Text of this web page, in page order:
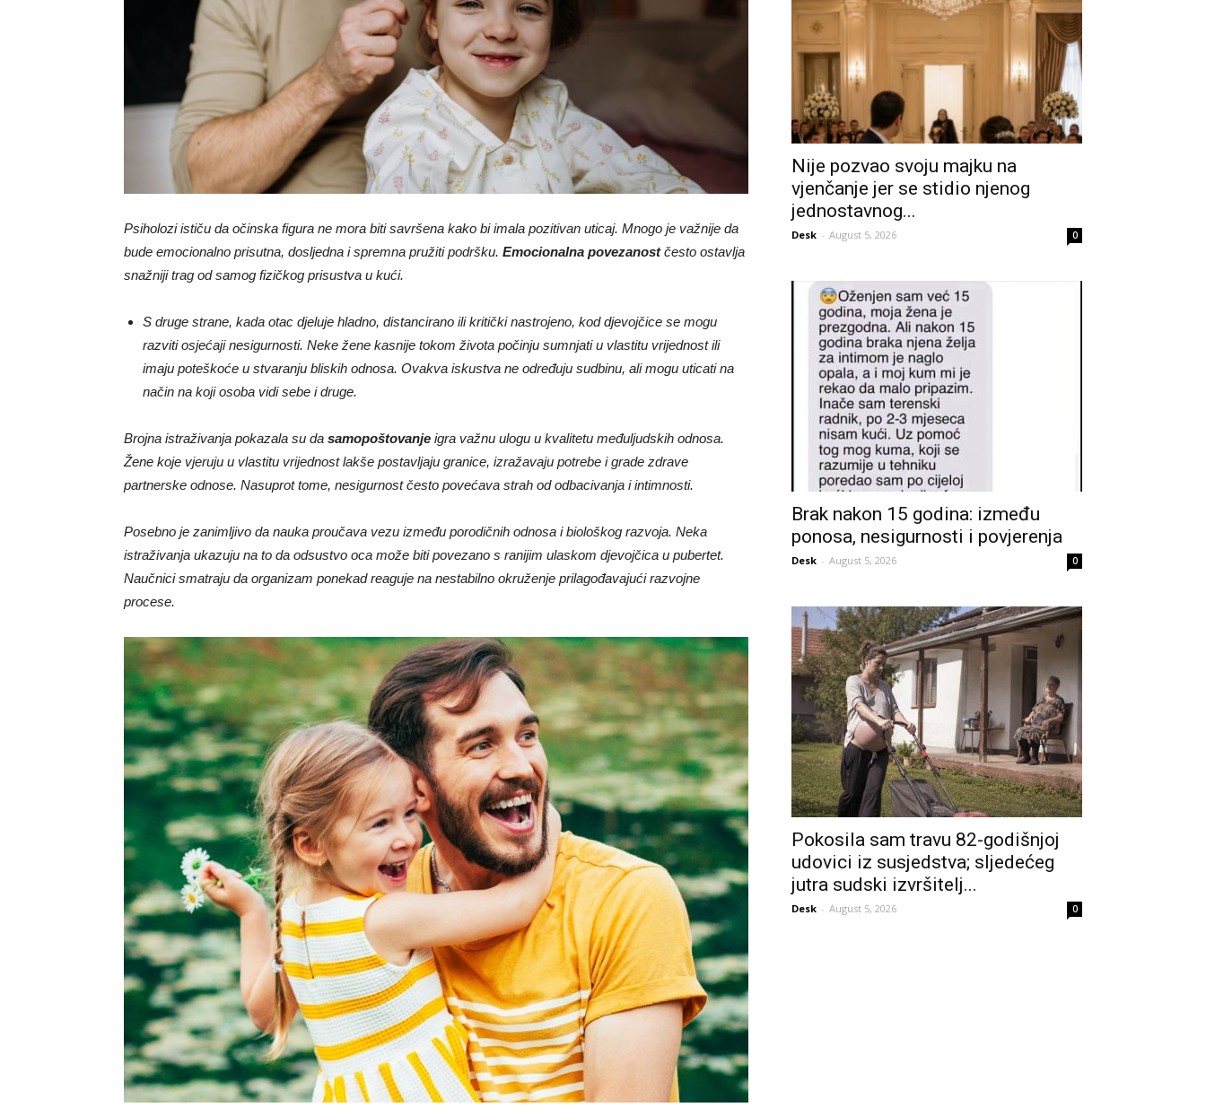
Psiholozi ističu da očinska figura ne mora biti savršena kako bi imala pozitivan uticaj. Mnogo je važnije da
bude emocionalno prisutna, dosljedna i spremna pružiti podršku. Emocionalna povezanostčesto ostavlja
snažniji trag od samog fizičkog prisustva u kući.
S druge strane, kada otac djeluje hladno, distancirano ili kritički nastrojeno, kod djevojčice se mogu
razviti osjećaji nesigurnosti. Neke žene kasnije tokom života počinju sumnjati u vlastitu vrijednost ili
imaju poteškoće u stvaranju bliskih odnosa. Ovakva iskustva ne određuju sudbinu, ali mogu uticati na
način na koji osoba vidi sebe i druge.
Brojna istraživanja pokazala su da samopoštovanje igra važnu ulogu u kvalitetu međuljudskih odnosa.
Žene koje vjeruju u vlastitu vrijednost lakše postavljaju granice, izražavaju potrebe i grade zdrave
partnerske odnose. Nasuprot tome, nesigurnost često povećava strah od odbacivanja i intimnosti.
Posebno je zanimljivo da nauka proučava vezu između porodičnih odnosa i biološkog razvoja. Neka
istraživanja ukazuju na to da odsustvo oca može biti povezano s ranijim ulaskom djevojčica u pubertet.
Naučnici smatraju da organizam ponekad reaguje na nestabilno okruženje prilagođavajući razvojne
procese.
Nije pozvao svoju majku na
vjenčanje jer se stidio njenog
jednostavnog...
Desk - August 5, 2026 0
Brak nakon 15 godina: između
ponosa, nesigurnosti i povjerenja
Desk - August 5, 2026 0
Pokosila sam travu 82-godišnjoj
udovici iz susjedstva; sljedećeg
jutra sudski izvršitelj...
Desk - August 5, 2026 0